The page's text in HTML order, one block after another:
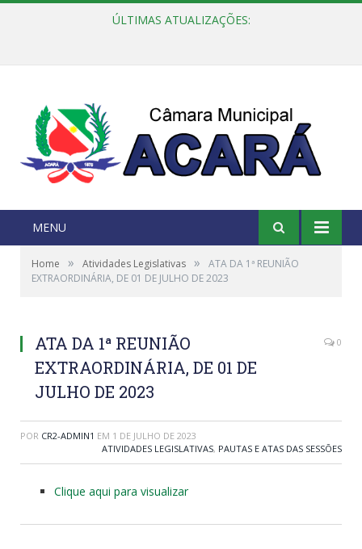
ÚLTIMAS ATUALIZAÇÕES:
MENU
Home » Atividades Legislativas »
ATA DA 1ª REUNIÃO
EXTRAORDINÁRIA, DE 01 DE JULHO DE 2023
ATA DA 1ª REUNIÃO
EXTRAORDINÁRIA, DE 01 DE
JULHO DE 2023
0
POR CR2-ADMIN1 EM 1 DE JULHO DE 2023
ATIVIDADES LEGISLATIVAS, PAUTAS E ATAS DAS SESSÕES
Clique aqui para visualizar